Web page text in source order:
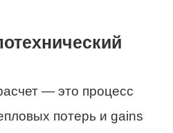
— это процесс
потерь и gains